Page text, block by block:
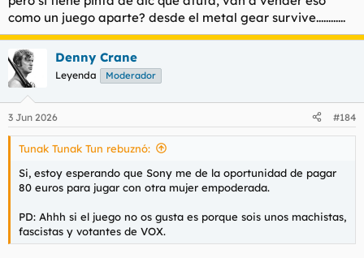
como un juego aparte? desde el metal gear survive............
Denny Crane
Leyenda Moderador
3 Jun 2026 #184
Tunak Tunak Tun rebuznó:
Si, estoy esperando que Sony me de la oportunidad de pagar
80 euros para jugar con otra mujer empoderada.
PD: Ahhh si el juego no os gusta es porque sois unos machistas,
fascistas y votantes de VOX.